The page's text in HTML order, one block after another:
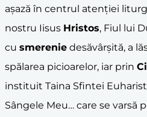
așază în centrul atenției
nostru Iisus Hristos, Fiul lui
cu smerenie desăvârșită, a
spălarea picioarelor, iar prin
instituit Taina Sfintei
Sângele Meu… care se varsă